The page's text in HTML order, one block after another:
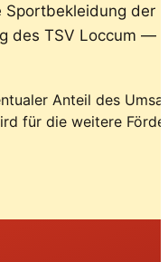
der
des TSV Loccum —
Anteil des
für die weitere